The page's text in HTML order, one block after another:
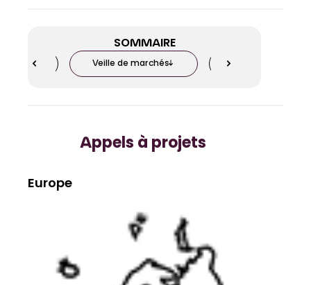
SOMMAIRE
Veille de marchés
Appels à projets
Europe